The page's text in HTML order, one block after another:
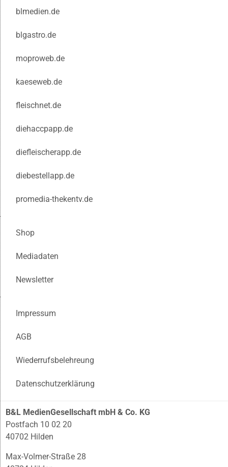
blmedien.de
blgastro.de
moproweb.de
kaeseweb.de
fleischnet.de
diehaccpapp.de
diefleischerapp.de
diebestellapp.de
promedia-thekentv.de
Shop
Mediadaten
Newsletter
Impressum
AGB
Wiederrufsbelehreung
Datenschutzerklärung
B&L MedienGesellschaft mbH & Co. KG
Postfach 10 02 20
40702 Hilden
Max-Volmer-Straße 28